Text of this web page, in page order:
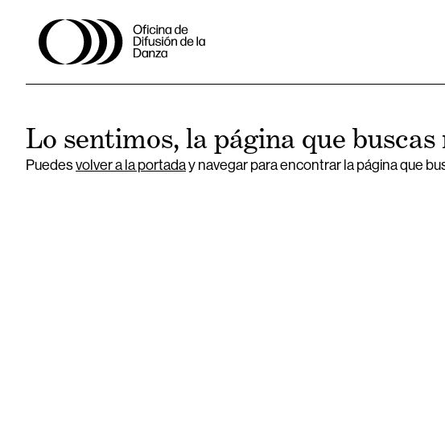
Lo sentimos, la página que buscas
Puedesvolver a la portaday navegar para encontrar la página que